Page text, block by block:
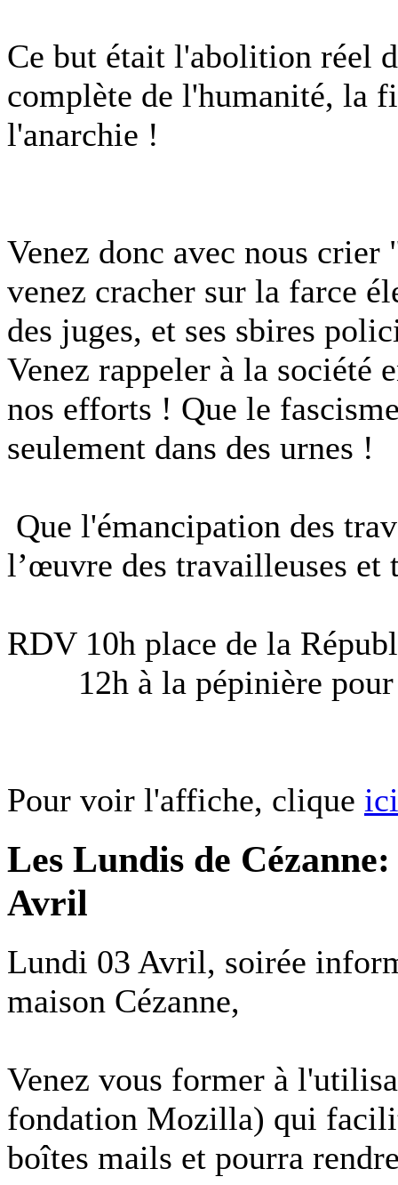
Ce but était l'abolition réel
complète de l'humanité, la
l'anarchie !
Venez donc avec nous
venez cracher sur la farce
des juges, et ses sbires
Venez rappeler à la société
nos efforts ! Que le
seulement dans des urnes !
Que l'émancipation des
l’œuvre des travailleuses
RDV 10h place de la
12h à la pépinière pour
Pour voir l'affiche, clique ici
Les Lundis de
Avril
Lundi 03 Avril, soirée
maison Cézanne,
Venez vous former à
fondation Mozilla) qui
boîtes mails et pourra